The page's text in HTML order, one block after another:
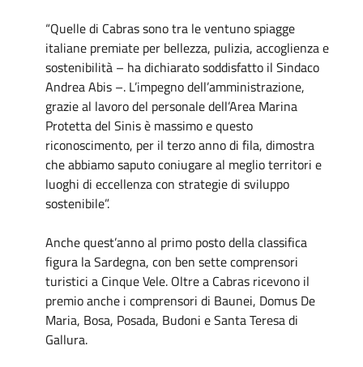
“Quelle di Cabras sono tra le ventuno spiagge
italiane premiate per bellezza, pulizia, accoglienza e
sostenibilità – ha dichiarato soddisfatto il Sindaco
Andrea Abis –. L’impegno dell’amministrazione,
grazie al lavoro del personale dell’Area Marina
Protetta del Sinis è massimo e questo
riconoscimento, per il terzo anno di fila, dimostra
che abbiamo saputo coniugare al meglio territori e
luoghi di eccellenza con strategie di sviluppo
sostenibile”.
Anche quest’anno al primo posto della classifica
figura la Sardegna, con ben sette comprensori
turistici a Cinque Vele. Oltre a Cabras ricevono il
premio anche i comprensori di Baunei, Domus De
Maria, Bosa, Posada, Budoni e Santa Teresa di
Gallura.